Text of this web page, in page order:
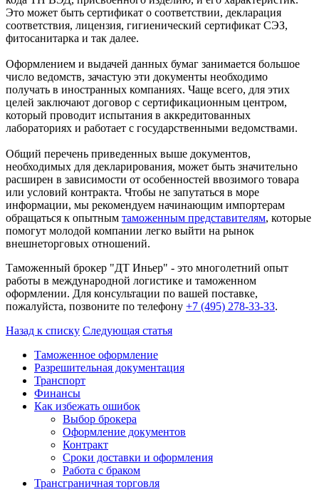
Это может быть сертификат о соответствии, декларация
соответствия, лицензия, гигиенический сертификат СЭЗ,
фитосанитарка и так далее.
Оформлением и выдачей данных бумаг занимается большое
число ведомств, зачастую эти документы необходимо
получать в иностранных компаниях. Чаще всего, для этих
целей заключают договор с сертификационным центром,
который проводит испытания в аккредитованных
лабораториях и работает с государственными ведомствами.
Общий перечень приведенных выше документов,
необходимых для декларирования, может быть значительно
расширен в зависимости от особенностей ввозимого товара
или условий контракта. Чтобы не запутаться в море
информации, мы рекомендуем начинающим импортерам
обращаться к опытным таможенным представителям, которые
помогут молодой компании легко выйти на рынок
внешнеторговых отношений.
Таможенный брокер "ДТ Иньер" - это многолетний опыт
работы в международной логистике и таможенном
оформлении. Для консультации по вашей поставке,
пожалуйста, позвоните по телефону +7 (495) 278-33-33.
Назад к списку Следующая статья
Таможенное оформление
Разрешительная документация
Транспорт
Финансы
Как избежать ошибок
Выбор брокера
Оформление документов
Контракт
Сроки доставки и оформления
Работа с браком
Трансграничная торговля